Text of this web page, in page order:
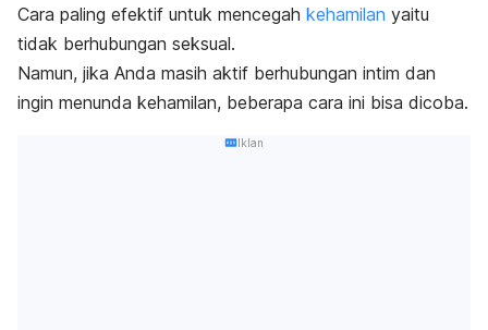
Cara paling efektif untuk mencegah kehamilan yaitu
tidak berhubungan seksual.
Namun, jika Anda masih aktif berhubungan intim dan
ingin menunda kehamilan, beberapa cara ini bisa dicoba.
Iklan